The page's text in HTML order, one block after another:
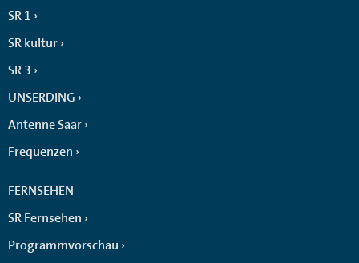
SR 1
SR kultur
SR 3
UNSERDING
Antenne Saar
Frequenzen
FERNSEHEN
SR Fernsehen
Programmvorschau